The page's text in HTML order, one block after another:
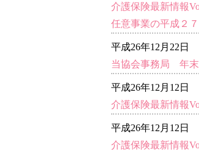
介護保険最新情報
任意事業の平成２
平成26年12月22日
当協会事務局 年
平成26年12月12日
介護保険最新情報
平成26年12月12日
介護保険最新情報